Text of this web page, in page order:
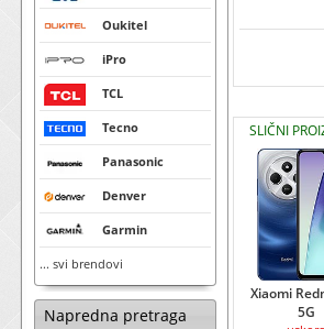
Oukitel
iPro
TCL
Tecno
Panasonic
Denver
Garmin
... svi brendovi
Napredna pretraga
SLIČNI
Xiaomi
5G